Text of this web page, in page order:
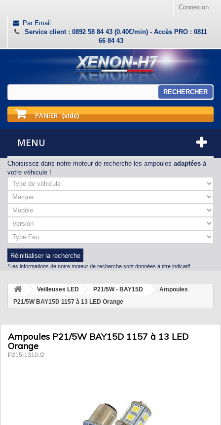
Connexion
Par Email
Service client : 0892 58 84 43 (0.40€/min) - Accès PRO : 0811
66 84 43
RECHERCHER
PANIER (vide)
MENU
Choisissez dans notre moteur de recherche les ampoules adaptées à
votre véhicule !
Réinitialiser la recherche
*Les informations de notre moteur de recherche sont données à titre indicatif
Veilleuses LED P21/5W - BAY15D
Ampoules
P21/5W BAY15D 1157 à 13 LED Orange
Ampoules P21/5W BAY15D 1157 à 13 LED
Orange
P215-1310 /2